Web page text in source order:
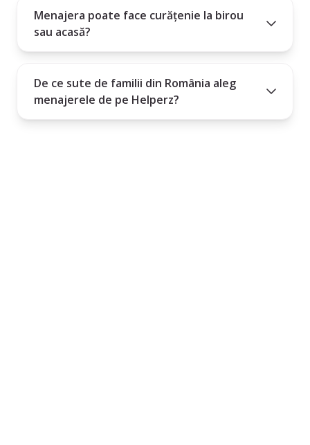
Menajera poate face curățenie la birou
sau acasă?
De ce sute de familii din România aleg
menajerele de pe Helperz?